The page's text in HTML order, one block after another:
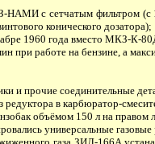
с сетчатым фильтром (с
конического дозатора);
1960 года вместо МКЗ-К-
при работе на бензине, а
и прочие соединительные
редуктора в карбюратор-
объёмом 150 л на
универсальные